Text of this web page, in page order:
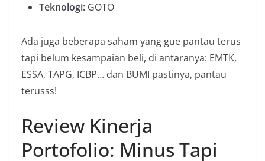
Teknologi: GOTO
Ada juga beberapa saham yang gue pantau terus
tapi belum kesampaian beli, di antaranya: EMTK,
ESSA, TAPG, ICBP… dan BUMI pastinya, pantau
terusss!
Review Kinerja
Portofolio: Minus Tapi